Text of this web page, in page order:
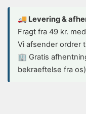
🚚 Levering &
Fragt fra 49 kr.
Vi afsender ordrer
🏢 Gratis
bekraeftelse fra os)